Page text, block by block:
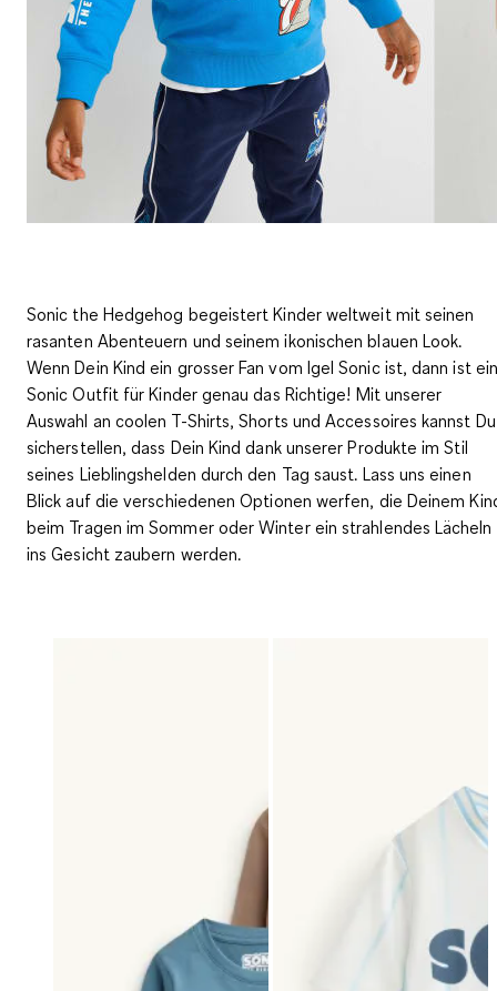
Sonic the Hedgehog begeistert Kinder weltweit mit seinen
rasanten Abenteuern und seinem ikonischen blauen Look.
Wenn Dein Kind ein grosser Fan vom Igel Sonic ist, dann ist
Sonic Outfit für Kinder genau das Richtige! Mit unserer
Auswahl an coolen T-Shirts, Shorts und Accessoires kannst Du
sicherstellen, dass Dein Kind dank unserer Produkte im Stil
seines Lieblingshelden durch den Tag saust. Lass uns einen
Blick auf die verschiedenen Optionen werfen, die Deinem
beim Tragen im Sommer oder Winter ein strahlendes Lächeln
ins Gesicht zaubern werden.